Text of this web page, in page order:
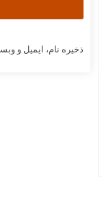
ذخیره نام، ایمیل و